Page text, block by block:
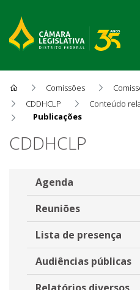
Comissões
CDDHCLP
Conteúdo
Publicações
Publicações
CDDHCLP
Agenda
Reuniões
Lista de presença
Audiências públicas